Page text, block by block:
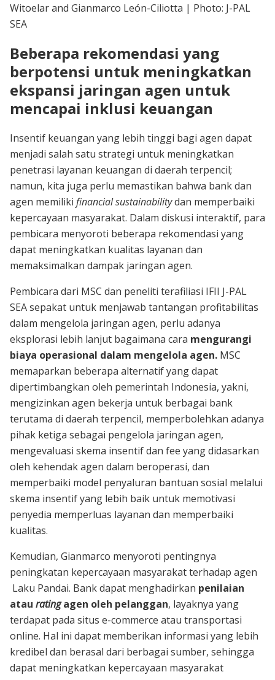
Witoelar and Gianmarco León-Ciliotta | Photo: J-PAL
SEA
Beberapa rekomendasi yang
berpotensi untuk meningkatkan
ekspansi jaringan agen untuk
mencapai inklusi keuangan
Insentif keuangan yang lebih tinggi bagi agen dapat
menjadi salah satu strategi untuk meningkatkan
penetrasi layanan keuangan di daerah terpencil;
namun, kita juga perlu memastikan bahwa bank dan
agen memiliki financial sustainabilitydan memperbaiki
kepercayaan masyarakat. Dalam diskusi interaktif, para
pembicara menyoroti beberapa rekomendasi yang
dapat meningkatkan kualitas layanan dan
memaksimalkan dampak jaringan agen.
Pembicara dari MSC dan peneliti terafiliasi IFII J-PAL
SEA sepakat untuk menjawab tantangan profitabilitas
dalam mengelola jaringan agen, perlu adanya
eksplorasi lebih lanjut bagaimana cara mengurangi
biaya operasional dalam mengelola agen. MSC
memaparkan beberapa alternatif yang dapat
dipertimbangkan oleh pemerintah Indonesia, yakni,
mengizinkan agen bekerja untuk berbagai bank
terutama di daerah terpencil, memperbolehkan adanya
pihak ketiga sebagai pengelola jaringan agen,
mengevaluasi skema insentif dan fee yang didasarkan
oleh kehendak agen dalam beroperasi, dan
memperbaiki model penyaluran bantuan sosial melalui
skema insentif yang lebih baik untuk memotivasi
penyedia memperluas layanan dan memperbaiki
kualitas.
Kemudian, Gianmarco menyoroti pentingnya
peningkatan kepercayaan masyarakat terhadap agen
Laku Pandai. Bank dapat menghadirkan penilaian
atau ratingagen oleh pelanggan, layaknya yang
terdapat pada situs e-commerce atau transportasi
online. Hal ini dapat memberikan informasi yang lebih
kredibel dan berasal dari berbagai sumber, sehingga
dapat meningkatkan kepercayaan masyarakat